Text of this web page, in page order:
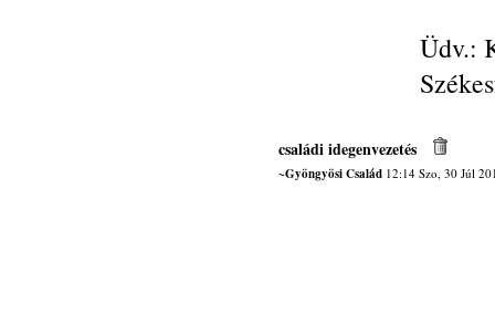
Üdv.:
családi idegenvezetés
~Gyöngyösi Család12:14 Szo, 30 Júl